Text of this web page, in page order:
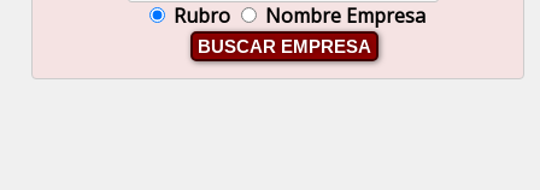
Rubro Nombre Empresa
BUSCAR EMPRESA